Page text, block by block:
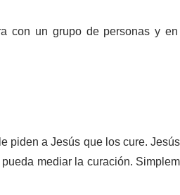
con un grupo de personas y
a Jesús que los cure.
mediar la curación.